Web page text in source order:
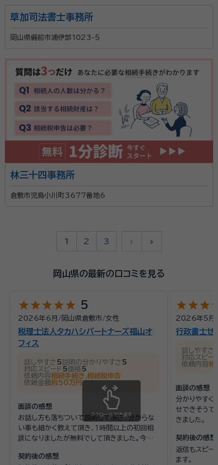
草加司法書士事務所
岡山県備前市浦伊部1023-5
林三十四事務所
倉敷市児島小川町3677番地6
1 2 3 › »
岡山県の最新の口コミを見る
starstarstarstarstar 5
2026年6月 / 岡山県倉敷市/女性
税理士法人タカハシパートナーズ福山オ
フィス
話しやすさ 5説明の分かりやすさ 5
対応スピード 5価格 5
依頼内容相続手続き,相続税申告
依頼金額約50万円
面談の感想
お話し方も落ちついて説明して頂き、分からな
い事も細かく教えて頂き、１時間以上の初回相
談になりましたが無料でして頂きました。今後
倒くさい案件だったため、他事務所に同じ相談
契約後の感想
starstarstar
2026年5月
行政書士せ
話しやすさ
対応スピー
依頼内容相
面談の感想
分かりやすく
せできそうで
きました。
契約後の感想
返信もスピー
ます。
スクロールできます